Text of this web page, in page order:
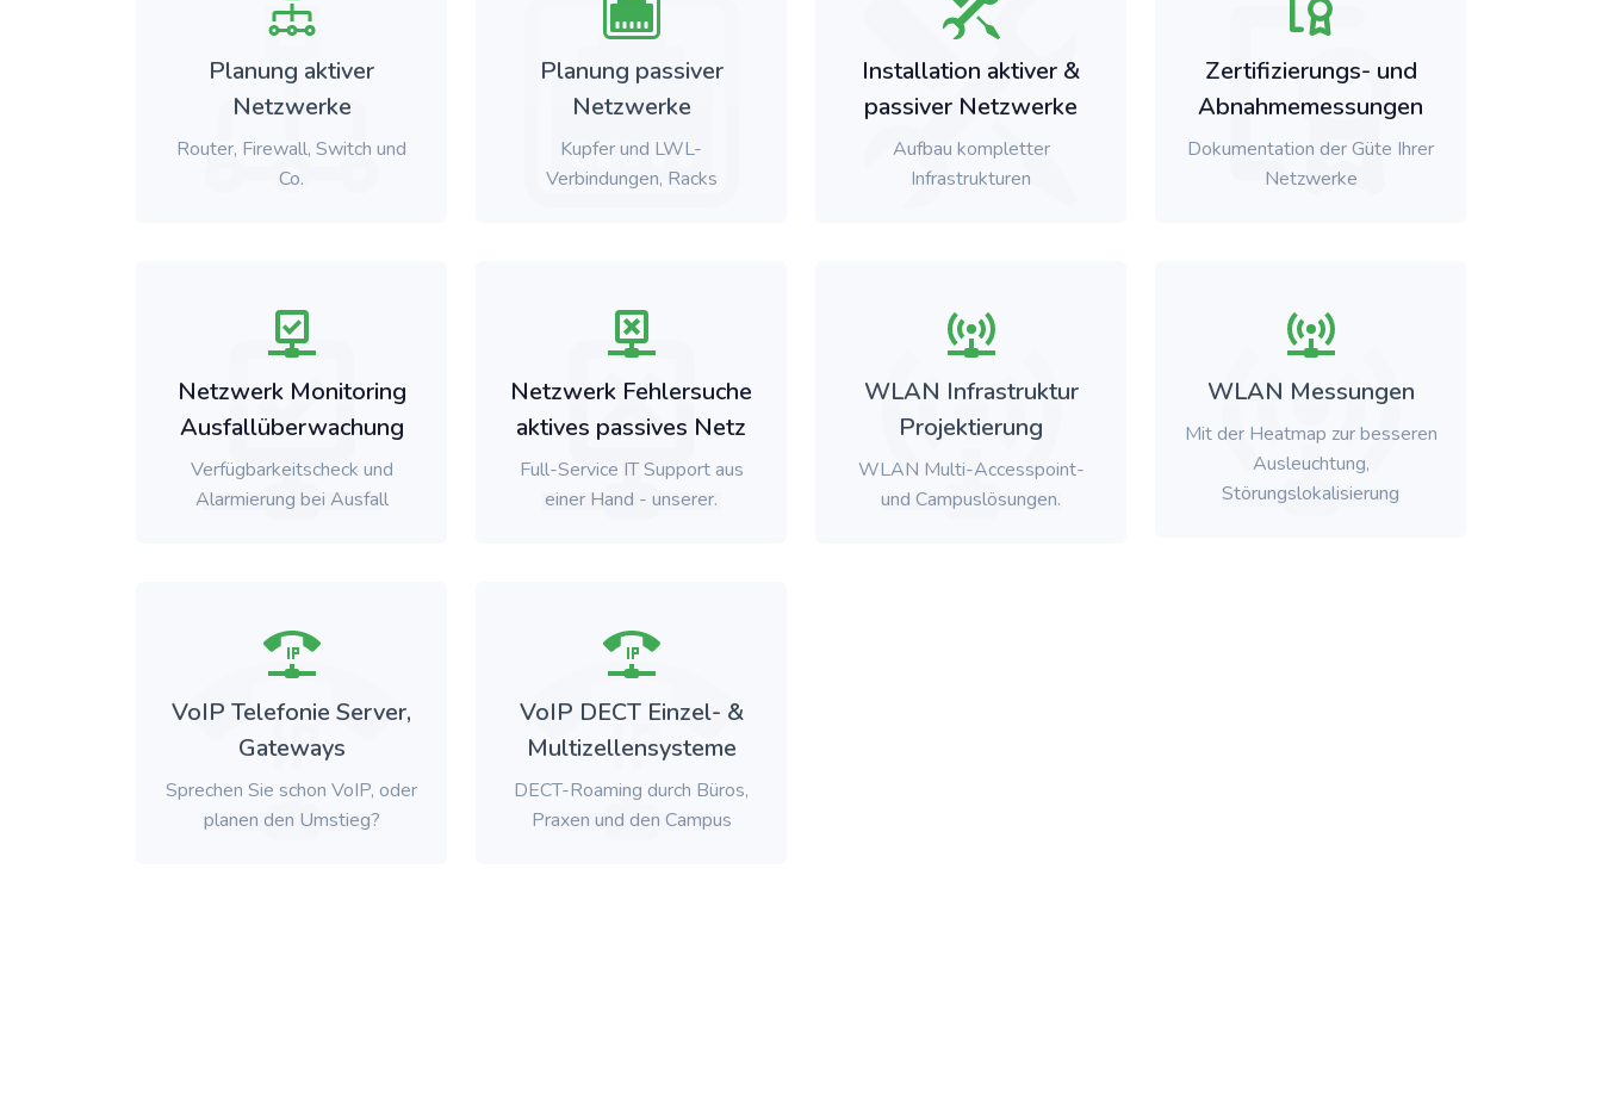
Planung aktiver
Netzwerke
Router, Firewall, Switch und
Co.
Planung passiver
Netzwerke
Kupfer und LWL-
Verbindungen, Racks
Installation aktiver &
passiver Netzwerke
Aufbau kompletter
Infrastrukturen
Zertifizierungs- und
Abnahmemessungen
Dokumentation der Güte Ihrer
Netzwerke
Netzwerk Monitoring
Ausfallüberwachung
Verfügbarkeitscheck und
Alarmierung bei Ausfall
Netzwerk Fehlersuche
aktives passives Netz
Full-Service IT Support aus
einer Hand - unserer.
WLAN Infrastruktur
Projektierung
WLAN Multi-Accesspoint-
und Campuslösungen.
WLAN Messungen
Mit der Heatmap zur besseren
Ausleuchtung,
Störungslokalisierung
VoIP Telefonie Server,
Gateways
Sprechen Sie schon VoIP, oder
planen den Umstieg?
VoIP DECT Einzel- &
Multizellensysteme
DECT-Roaming durch Büros,
Praxen und den Campus